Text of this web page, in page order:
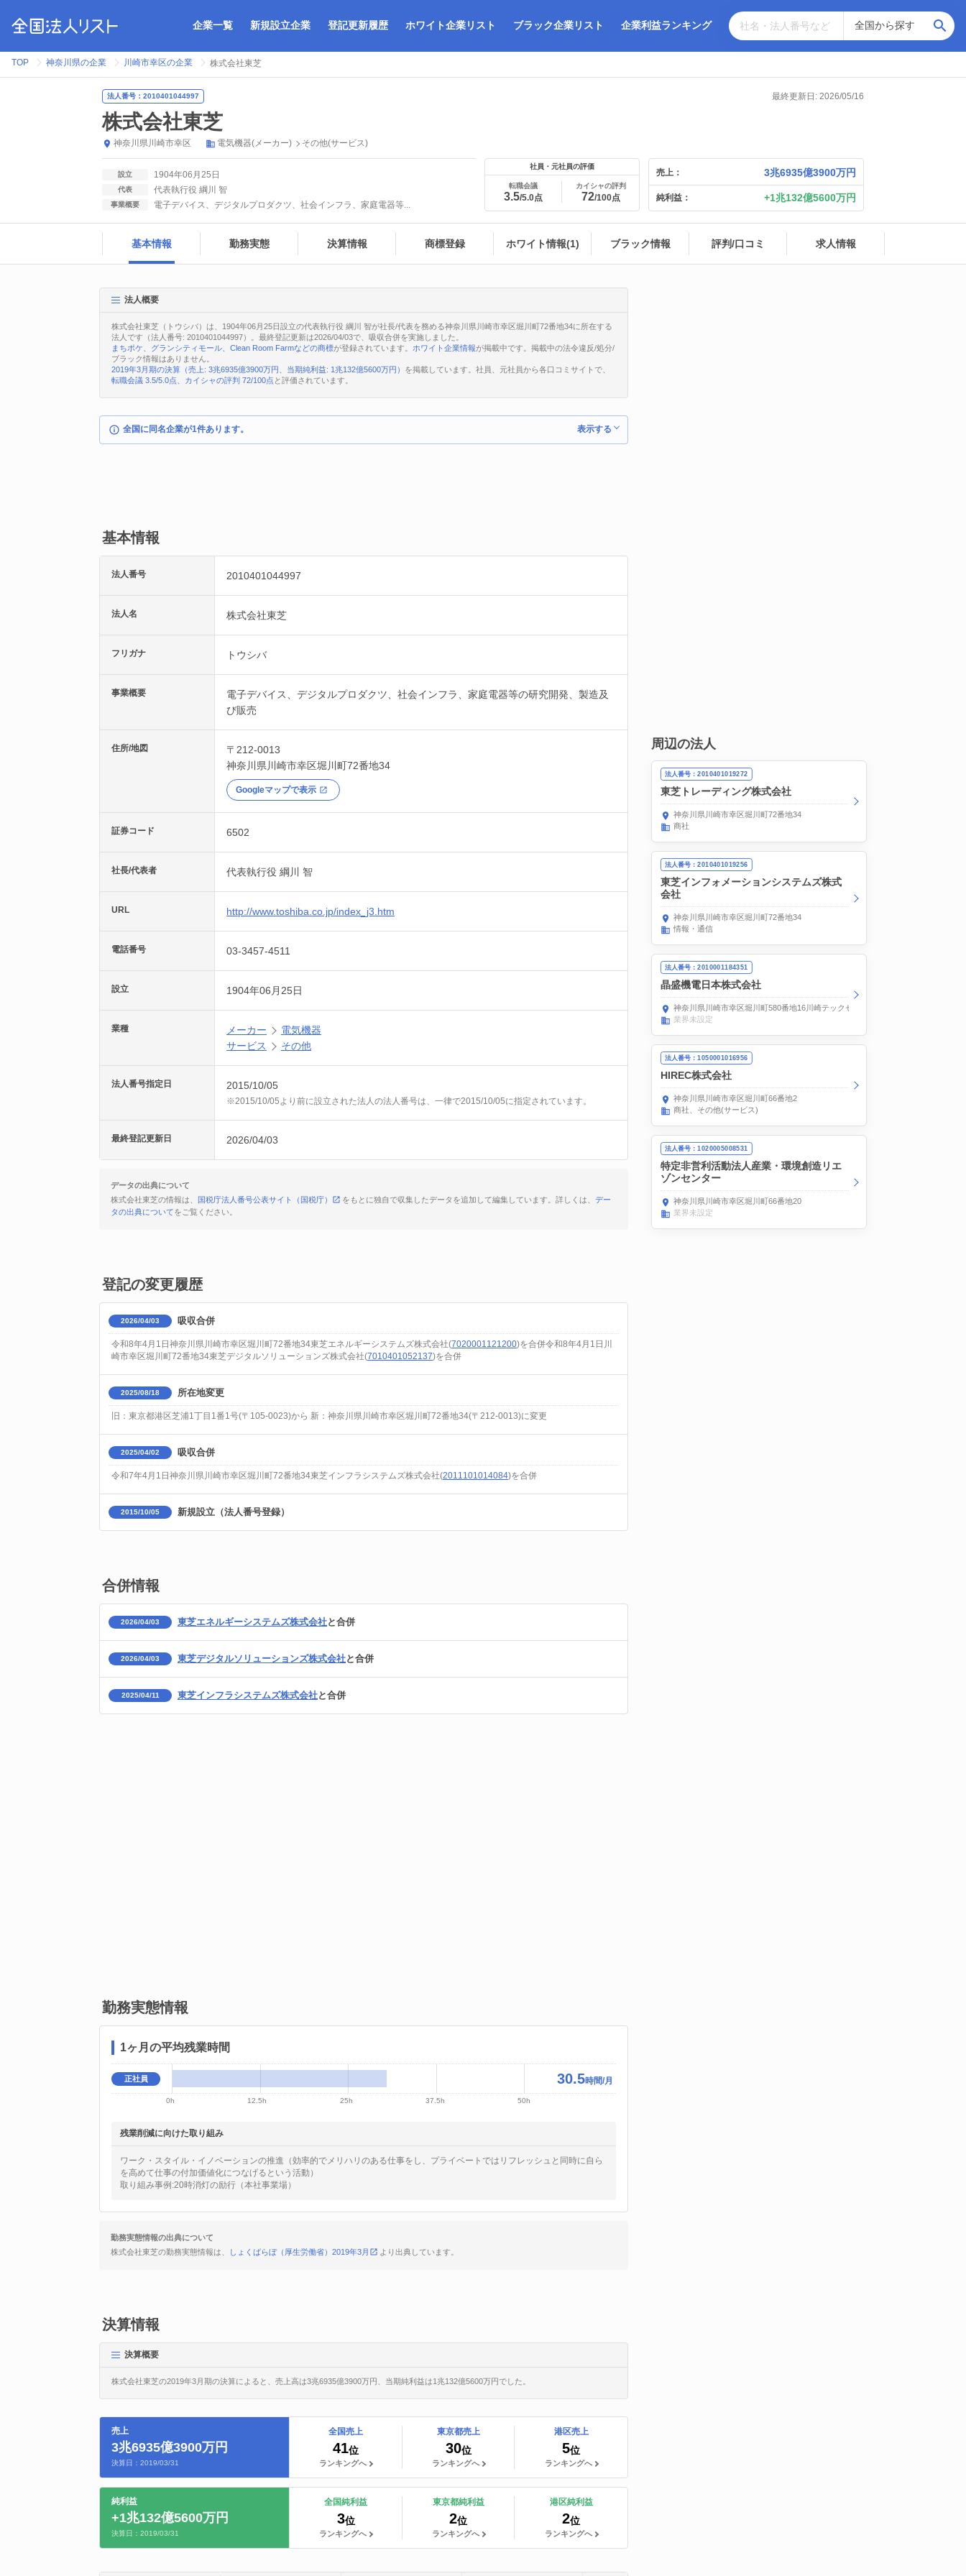
企業一覧 新規設立企業 登記更新履歴 ホワイト企業リスト ブラック企業リスト 企業利益ランキング
TOP 神奈川県の企業 川崎市幸区の企業 株式会社東芝
法人番号：2010401044997 最終更新日: 2026/05/16
株式会社東芝
神奈川県川崎市幸区 電気機器(メーカー) その他(サービス)
設立 1904年06月25日
代表 代表執行役 綱川 智
事業概要 電子デバイス、デジタルプロダクツ、社会インフラ、家庭電器等...
社員・元社員の評価
転職会議
3.5/5.0点
カイシャの評判
72/100点
売上： 3兆6935億3900万円
純利益： 1兆132億5600万円
基本情報 勤務実態 決算情報 商標登録 ホワイト情報(1) ブラック情報 評判/口コミ 求人情報
法人概要
株式会社東芝（トウシバ）は、1904年06月25日設立の代表執行役 綱川 智が社長/代表を務める神奈川県川崎市幸区堀川町72番地34に所在する
法人です（法人番号: 2010401044997）。最終登記更新は2026/04/03で、吸収合併を実施しました。
まちポケ、グランシティモール、Clean Room Farmなどの商標が登録されています。 ホワイト企業情報が掲載中です。掲載中の法令違反/処分/
ブラック情報はありません。
2019年3月期の決算（売上: 3兆6935億3900万円、当期純利益: 1兆132億5600万円） を掲載しています。社員、元社員から各口コミサイトで、
転職会議 3.5/5.0点、カイシャの評判 72/100点 と評価されています。
全国に同名企業が1件あります。 表示する
基本情報
法人番号 2010401044997
法人名 株式会社東芝
フリガナ トウシバ
事業概要
電子デバイス、デジタルプロダクツ、社会インフラ、家庭電器等の研究開発、製造及
び販売
住所/地図
〒212-0013
神奈川県 川崎市幸区堀川町72番地34
Googleマップで表示
証券コード 6502
社長/代表者 代表執行役 綱川 智
URL http://www.toshiba.co.jp/index_j3.htm
電話番号 03-3457-4511
設立 1904年06月25日
業種 メーカー
電気機器
サービス
その他
法人番号指定日 2015/10/05
※2015/10/05より前に設立された法人の法人番号は、一律で2015/10/05に指定されています。
最終登記更新日 2026/04/03
データの出典について
株式会社東芝の情報は、
国税庁法人番号公表サイト（国税庁） をもとに独自で収集したデータを追加して編集しています。詳しくは、 デー
タの出典についてをご覧ください。
登記の変更履歴
2026/04/03 吸収合併
令和8年4月1日神奈川県川崎市幸区堀川町72番地34東芝エネルギーシステムズ株式会社(7020001121200)を合併令和8年4月1日川
崎市幸区堀川町72番地34東芝デジタルソリューションズ株式会社(7010401052137)を合併
2025/08/18 所在地変更
旧：東京都港区芝浦1丁目1番1号(〒105-0023)から 新：神奈川県川崎市幸区堀川町72番地34(〒212-0013)に変更
2025/04/02 吸収合併
令和7年4月1日神奈川県川崎市幸区堀川町72番地34東芝インフラシステムズ株式会社(2011101014084)を合併
2015/10/05 新規設立（法人番号登録）
合併情報
2026/04/03 東芝エネルギーシステムズ株式会社と合併
2026/04/03 東芝デジタルソリューションズ株式会社と合併
2025/04/11 東芝インフラシステムズ株式会社と合併
勤務実態情報
1ヶ月の平均残業時間
正社員 30.5時間/月
0h 12.5h 25h 37.5h 50h
残業削減に向けた取り組み
ワーク・スタイル・イノベーションの推進（効率的でメリハリのある仕事をし、プライベートではリフレッシュと同時に自ら
を高めて仕事の付加価値化につなげるという活動）
取り組み事例:20時消灯の励行（本社事業場）
勤務実態情報の出典について
株式会社東芝の勤務実態情報は、
しょくばらぼ（厚生労働省）2019年3月 より出典しています。
決算情報
決算概要
株式会社東芝の2019年3月期の決算によると、売上高は3兆6935億3900万円、当期純利益は1兆132億5600万円でした。
売上
3兆6935億3900万円
決算日：2019/03/31
全国売上
41位
ランキングへ
東京都売上
30位
ランキングへ
港区売上
5位
ランキングへ
純利益
+1兆132億5600万円
決算日：2019/03/31
全国純利益
3位
ランキングへ
東京都純利益
2位
ランキングへ
港区純利益
2位
ランキングへ
周辺の法人
法人番号：2010401019272
東芝トレーディング株式会社
神奈川県川崎市幸区堀川町72番地34
商社
法人番号：2010401019256
東芝インフォメーションシステムズ株式
会社
神奈川県川崎市幸区堀川町72番地34
情報・通信
法人番号：2010001184351
晶盛機電日本株式会社
神奈川県川崎市幸区堀川町580番地16川崎テックセンター
業界未設定
法人番号：1050001016956
HIREC株式会社
神奈川県川崎市幸区堀川町66番地2
商社
その他(サービス)
法人番号：1020005008531
特定非営利活動法人産業・環境創造リエ
ゾンセンター
神奈川県川崎市幸区堀川町66番地20
業界未設定